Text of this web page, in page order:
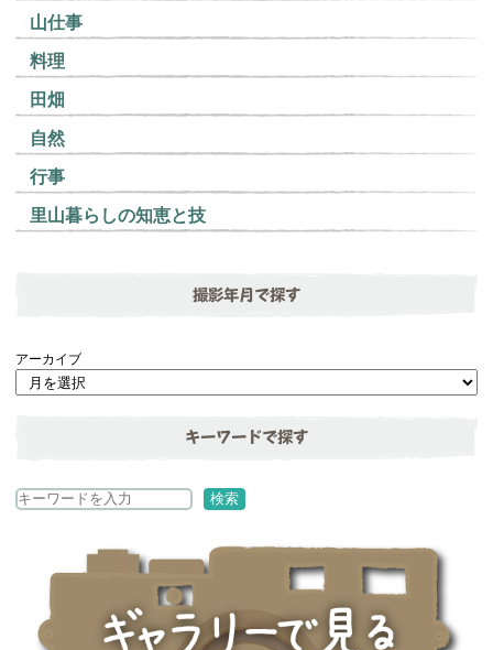
山仕事
料理
田畑
自然
行事
里山暮らしの知恵と技
撮影年月で探す
アーカイブ
キーワードで探す
検
検索